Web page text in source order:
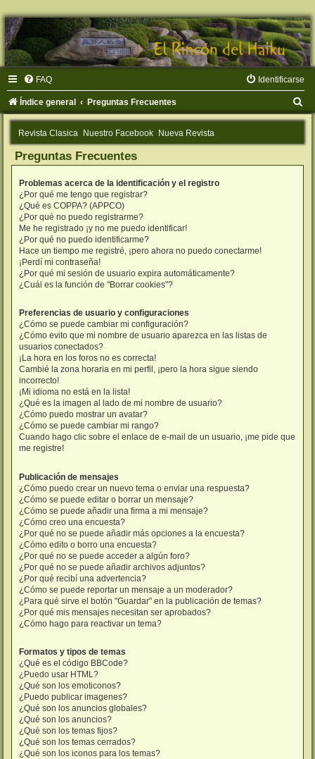
FAQ Identificarse
Índice general Preguntas Frecuentes
u
Revista Clasica Nuestro Facebook Nueva Revista
Preguntas Frecuentes
Problemas acerca de la identificación y el registro
¿Por qué me tengo que registrar?
¿Qué es COPPA? (APPCO)
¿Por qué no puedo registrarme?
Me he registrado ¡y no me puedo identificar!
¿Por qué no puedo identificarme?
Hace un tiempo me registré, ¡pero ahora no puedo conectarme!
¡Perdí mi contraseña!
¿Por qué mi sesión de usuario expira automáticamente?
¿Cuál es la función de "Borrar cookies"?
Preferencias de usuario y configuraciones
¿Cómo se puede cambiar mi configuración?
¿Cómo evito que mi nombre de usuario aparezca en las listas de
usuarios conectados?
¡La hora en los foros no es correcta!
Cambié la zona horaria en mi perfil, ¡pero la hora sigue siendo
incorrecto!
¡Mi idioma no está en la lista!
¿Qué es la imagen al lado de mi nombre de usuario?
¿Cómo puedo mostrar un avatar?
¿Cómo se puede cambiar mi rango?
Cuando hago clic sobre el enlace de e-mail de un usuario, ¡me pide que
me registre!
Publicación de mensajes
¿Cómo puedo crear un nuevo tema o enviar una respuesta?
¿Cómo se puede editar o borrar un mensaje?
¿Cómo se puede añadir una firma a mi mensaje?
¿Cómo creo una encuesta?
¿Por qué no se puede añadir más opciones a la encuesta?
¿Cómo edito o borro una encuesta?
¿Por qué no se puede acceder a algún foro?
¿Por qué no se puede añadir archivos adjuntos?
¿Por qué recibí una advertencia?
¿Cómo se puede reportar un mensaje a un moderador?
¿Para qué sirve el botón "Guardar" en la publicación de temas?
¿Por qué mis mensajes necesitan ser aprobados?
¿Cómo hago para reactivar un tema?
Formatos y tipos de temas
¿Qué es el código BBCode?
¿Puedo usar HTML?
¿Qué son los emoticonos?
¿Puedo publicar imagenes?
¿Qué son los anuncios globales?
¿Qué son los anuncios?
¿Qué son los temas fijos?
¿Qué son los temas cerrados?
¿Qué son los iconos para los temas?